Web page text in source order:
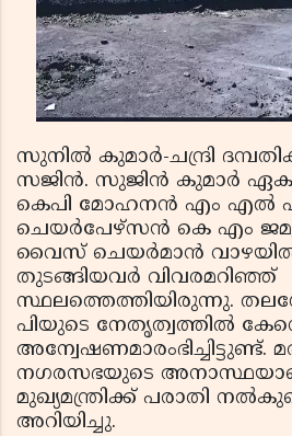
സുനില്‍ കുമാര്‍-ചന്ദ്രി
സജിന്‍. സുജിന്‍ കുമാര്‍
കെപി മോഹനന്‍ എം എല്‍
ചെയര്‍പേഴ്‌സന്‍ കെ എം
വൈസ് ചെയര്‍മാന്‍
തുടങ്ങിയവര്‍ വിവരമറിഞ്ഞ്
സ്ഥലത്തെത്തിയിരുന്നു.
പിയുടെ നേതൃത്വത്തില്‍
നഗരസഭയുടെ
മുഖ്യമന്ത്രിക്ക് പരാതി
അറിയിച്ചു.